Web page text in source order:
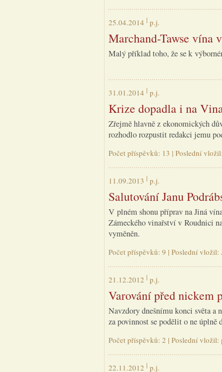
25.04.2014 p.j.
Marchand-Tawse vína
Malý příklad toho, že se k
31.01.2014 p.j.
Krize dopadla i na
Zřejmě hlavně z ekonomických
rozhodlo rozpustit redakci jemu
Počet příspěvků: 13 | Poslední
11.09.2013 p.j.
Salutování Janu
V plném shonu příprav na Jiná
Zámeckého vinařství v Roudnici
vyměněn.
Počet příspěvků: 9 | Poslední
21.12.2012 p.j.
Varování před nickem
Navzdory dnešnímu konci světa
za povinnost se podělit o ne úplně
Počet příspěvků: 2 | Poslední
22.11.2012 p.j.